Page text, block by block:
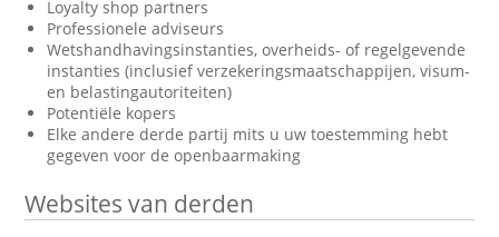
Loyalty shop partners
Professionele adviseurs
Wetshandhavingsinstanties, overheids- of regelgevende
instanties (inclusief verzekeringsmaatschappijen, visum-
en belastingautoriteiten)
Potentiële kopers
Elke andere derde partij mits u uw toestemming hebt
gegeven voor de openbaarmaking
Websites van derden